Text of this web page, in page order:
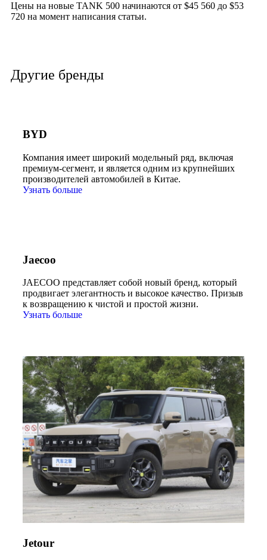
Цены на новые TANK 500 начинаются от $45 560 до $53
720 на момент написания статьи.
Другие бренды
BYD
Компания имеет широкий модельный ряд, включая
премиум-сегмент, и является одним из крупнейших
производителей автомобилей в Китае.
Узнать больше
Jaecoo
JAECOO представляет собой новый бренд, который
продвигает элегантность и высокое качество. Призыв
к возвращению к чистой и простой жизни.
Узнать больше
Jetour